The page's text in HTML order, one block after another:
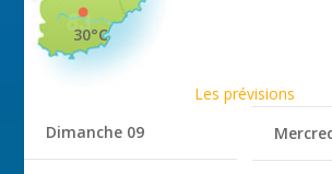
30°C
Les prévisions
Dimanche 09